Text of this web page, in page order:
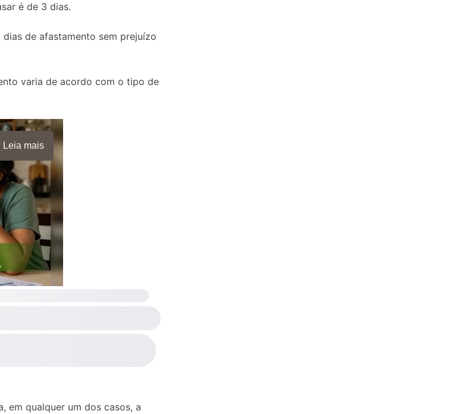
é de 3 dias.
de afastamento sem prejuízo
varia de acordo com o tipo de
Leia mais
em qualquer um dos casos, a